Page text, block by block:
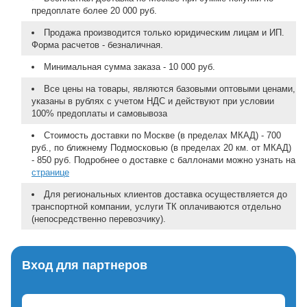
предоплате более 20 000 руб.
Продажа производится только юридическим лицам и ИП.
Форма расчетов - безналичная.
Минимальная сумма заказа - 10 000 руб.
Все цены на товары, являются базовыми оптовыми ценами,
указаны в рублях с учетом НДС и действуют при условии
100% предоплаты и самовывоза
Стоимость доставки по Москве (в пределах МКАД) - 700
руб., по ближнему Подмосковью (в пределах 20 км. от МКАД)
- 850 руб. Подробнее о доставке с баллонами можно узнать на
странице
Для региональных клиентов доставка осуществляется до
транспортной компании, услуги ТК оплачиваются отдельно
(непосредственно перевозчику).
Вход для партнеров